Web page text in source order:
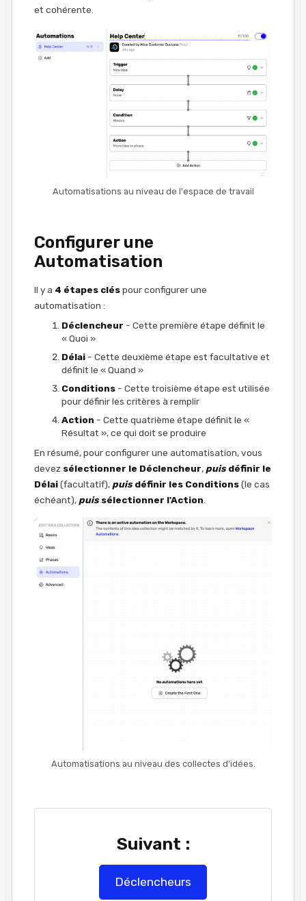
et cohérente.
Automatisations au niveau de l'espace de travail
Configurer une
Automatisation
Il y a 4 étapes cléspour configurer une
automatisation :
Déclencheur - Cette première étape définit le
« Quoi »
Délai - Cette deuxième étape est facultative et
définit le « Quand »
Conditions - Cette troisième étape est utilisée
pour définir les critères à remplir
Action - Cette quatrième étape définit le «
Résultat », ce qui doit se produire
En résumé, pour configurer une automatisation, vous
devez sélectionner le Déclencheur, puis définir le
Délai(facultatif), puis définir les Conditions(le cas
échéant), puis sélectionner l'Action.
Automatisations au niveau des collectes d'idées.
Suivant :
Déclencheurs